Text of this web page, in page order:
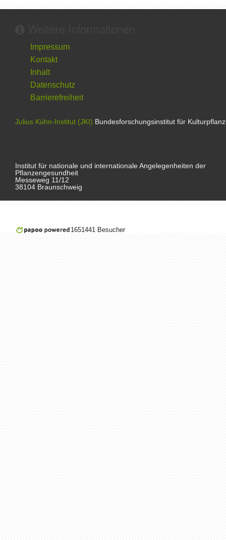
Impressum
Kontakt
Inhalt
Datenschutz
Barrierefreiheit
Julius Kühn-Institut (JKI) Bundesforschungsinstitut für
Institut für nationale und internationale Angelegenheiten der
Pflanzengesundheit
Messeweg 11/12
38104 Braunschweig
1651441 Besucher